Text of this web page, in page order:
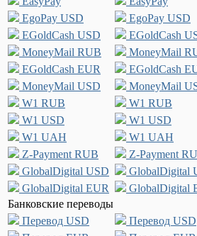
EgoPay USD
EgoPay USD
EGoldCash USD
EGoldCash
MoneyMail RUB
MoneyMail
EGoldCash EUR
EGoldCash
MoneyMail USD
MoneyMail
W1 RUB
W1 RUB
W1 USD
W1 USD
W1 UAH
W1 UAH
Z-Payment RUB
Z-Payment
GlobalDigital USD
GlobalDigital
GlobalDigital EUR
GlobalDigital
Банковские переводы
Перевод USD
Перевод USD